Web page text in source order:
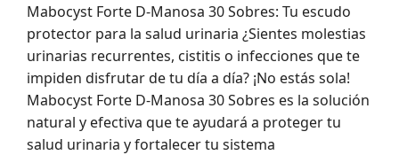
Mabocyst Forte D-Manosa 30 Sobres: Tu escudo
protector para la salud urinaria ¿Sientes molestias
urinarias recurrentes, cistitis o infecciones que te
impiden disfrutar de tu día a día? ¡No estás sola!
Mabocyst Forte D-Manosa 30 Sobres es la solución
natural y efectiva que te ayudará a proteger tu
salud urinaria y fortalecer tu sistema